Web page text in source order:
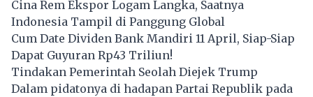
Cina Rem Ekspor Logam Langka, Saatnya
Indonesia Tampil di Panggung Global
Cum Date Dividen Bank Mandiri 11 April, Siap-Siap
Dapat Guyuran Rp43 Triliun!
Tindakan Pemerintah Seolah Diejek Trump
Dalam pidatonya di hadapan Partai Republik pada